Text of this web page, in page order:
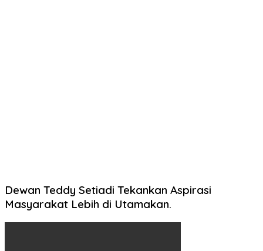
Dewan Teddy Setiadi Tekankan Aspirasi
Masyarakat Lebih di Utamakan.